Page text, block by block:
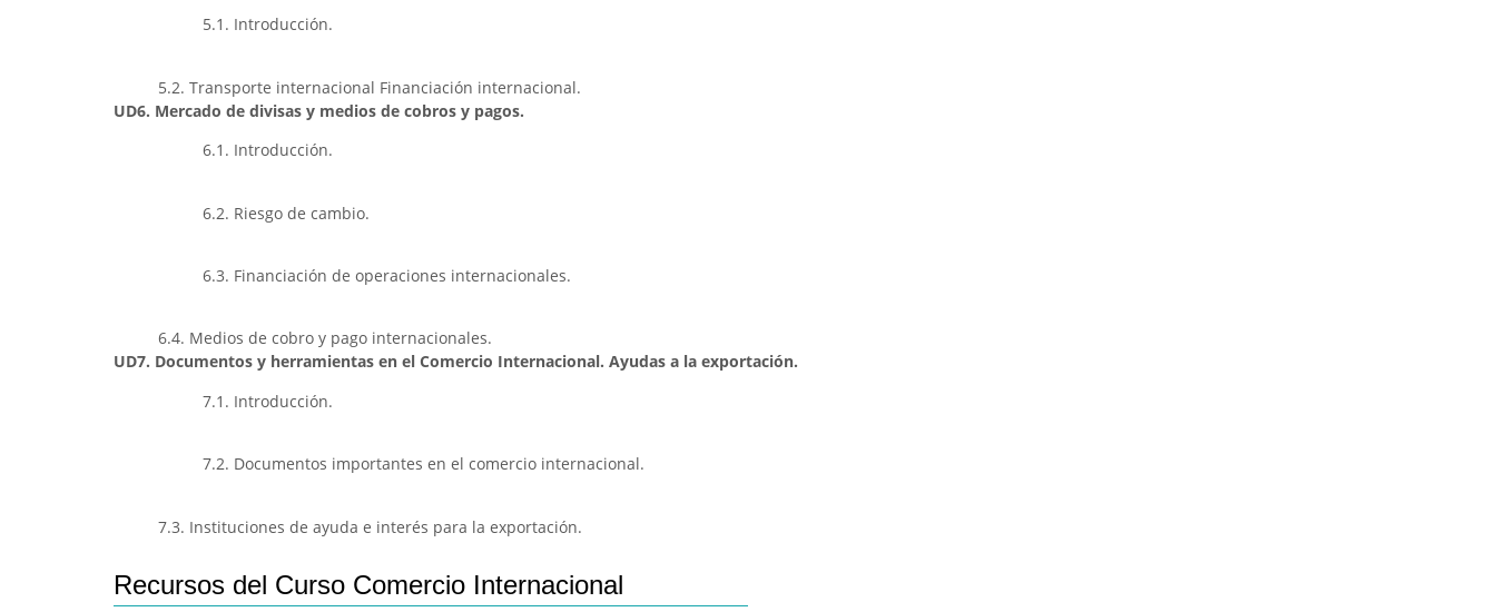
5.1. Introducción.
5.2. Transporte internacional Financiación internacional.
UD6. Mercado de divisas y medios de cobros y pagos.
6.1. Introducción.
6.2. Riesgo de cambio.
6.3. Financiación de operaciones internacionales.
6.4. Medios de cobro y pago internacionales.
UD7. Documentos y herramientas en el Comercio Internacional. Ayudas a la exportación.
7.1. Introducción.
7.2. Documentos importantes en el comercio internacional.
7.3. Instituciones de ayuda e interés para la exportación.
Recursos del Curso Comercio Internacional